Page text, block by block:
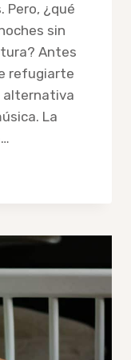
Pero, ¿qué
sin
Antes
refugiarte
alternativa
La